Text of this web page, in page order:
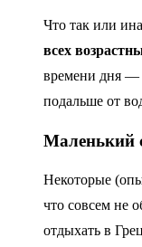
Что так или
всех
времени дня —
подальше от
Маленький
Некоторые
что совсем не
отдыхать в